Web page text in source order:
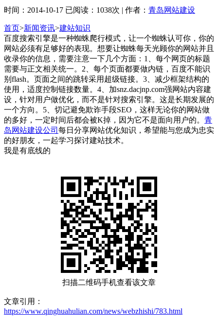
时间：2014-10-17 已阅读：1038次 | 作者： 青岛网站建设
首页>新闻资讯>建站知识
百度搜索引擎是一种蜘蛛爬行模式，让一个蜘蛛认可你，你的
网站必须有足够好的表现。想要让蜘蛛每天光顾你的网站并且
收录你的信息，需要注意一下几个方面：1、每个网页的标题
需要与正文相关统一。2、每个页面都要做内链，百度不能识
别flash。页面之间的跳转采用超级链接。3、减少框架结构的
使用，适度控制链接数量。4、加snz.dacjnp.com强网站内容建
设，针对用户做优化，而不是针对搜索引擎。这是长期发展的
一个方向。5、切记避免欺诈手段SEO，这样无论你的网站做
的多好，一定时间后都会被K掉，因为它不是面向用户的。 青
岛网站建设公司 每日分享网站优化知识，希望能与您成为忠实
的好朋友，一起学习探讨建站技术。
我是有底线的
扫描二维码手机查看该文章
文章引用：
https://www.qinghuahulian.com/news/webzhishi/783.html